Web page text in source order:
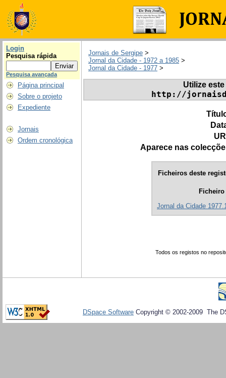
Login
Pesquisa rápida
Pesquisa avançada
Página principal
Sobre o projeto
Expediente
Jornais
Ordem cronológica
Jornais de Sergipe >
Jornal da Cidade - 1972 a 1985 >
Jornal da Cidade - 1977 >
Utilize
http://
Aparece nas
Ficheiros deste
Ficheiro
Jornal da Cidade
Todos os registos no
DSpace Software Copyright © 2002-2009 The